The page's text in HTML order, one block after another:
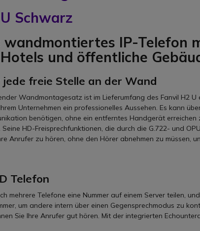
Schwarz
wandmontiertes IP-Telefon
und öffentliche
jede freie Stelle an der Wand
Wandmontagesatz ist im Lieferumfang des Fanvil H2
Unternehmen ein professionelles Aussehen. Es kann
benötigen, ohne ein entferntes Handgerät
HD-Freisprechfunktionen, die durch die G.722- und
Anrufer zu hören, ohne den Hörer abnehmen zu müssen,
Telefon
mehrere Telefone eine Nummer auf einem Server teilen,
um andere intern über einen Gegensprechmodus zu
Sie Ihre Anrufer gut hören. Mit der integrierten